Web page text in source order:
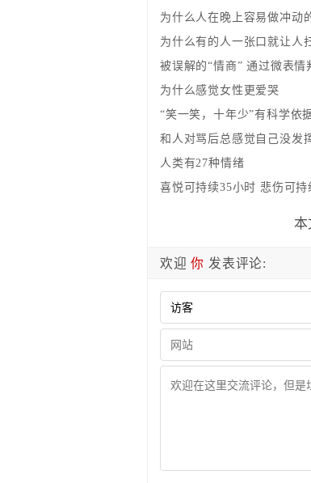
为什么人在晚上容易做冲动
为什么有的人一张口就让人
被误解的“情商” 通过微表情
为什么感觉女性更爱哭
“笑一笑，十年少”有科学依
和人对骂后总感觉自己没发
人类有27种情绪
喜悦可持续35小时 悲伤可持
欢迎你 发表评论: